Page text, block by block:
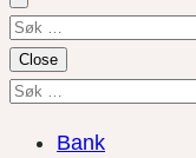
Søk
etter:
Close
Søk
Bank